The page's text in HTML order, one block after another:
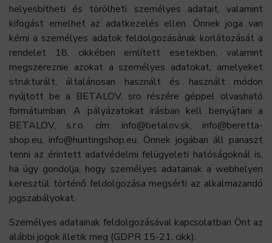
helyesbítheti és törölheti személyes adatait, valamint
kifogást emelhet az adatkezelés ellen. Önnek joga van
kérni a személyes adatok feldolgozásának korlátozását a
rendelet 18. cikkében említett esetekben, valamint
megszereznie azokat a személyes adatokat, amelyeket
strukturált, általánosan használt és használt módon
nyújtott be a BETALOV, sro részére géppel olvasható
formátumban. A pályázatokat írásban kell benyújtani a
BETALOV, s.r.o. cím: info@betalov.sk, info@beretta-
shop.eu, info@huntingshop.eu. Önnek jogában áll panaszt
tenni az érintett adatvédelmi felügyeleti hatóságoknál is,
ha úgy gondolja, hogy személyes adatainak a webhelyen
keresztül történő feldolgozása megsérti az alkalmazandó
jogszabályokat.
Személyes adatainak feldolgozásával kapcsolatban Önt az
alábbi jogok illetik meg (GDPR 15-21. cikk):